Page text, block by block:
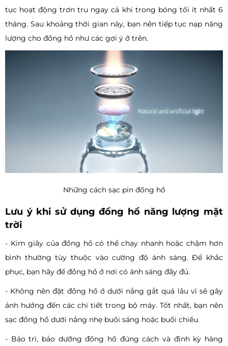
tục hoạt động trơn tru ngay cả khi trong bóng tối ít nhất 6
tháng. Sau khoảng thời gian này, bạn nên tiếp tục nạp năng
lượng cho đồng hồ như các gợi ý ở trên.
Những cách sạc pin đồng hồ
Lưu ý khi sử dụng đồng hồ năng lượng mặt
trời
- Kim giây của đồng hồ có thể chạy nhanh hoặc chậm hơn
bình thường tùy thuộc vào cường độ ánh sáng. Để khắc
phục, bạn hãy để đồng hồ ở nơi có ánh sáng đầy đủ.
- Không nên đặt đồng hồ ở dưới nắng gắt quá lâu vì sẽ gây
ảnh hưởng đến các chi tiết trong bộ máy. Tốt nhất, bạn nên
sạc đồng hồ dưới nắng nhẹ buổi sáng hoặc buổi chiều.
- Bảo trì, bảo dưỡng đồng hồ đúng cách và định kỳ hàng